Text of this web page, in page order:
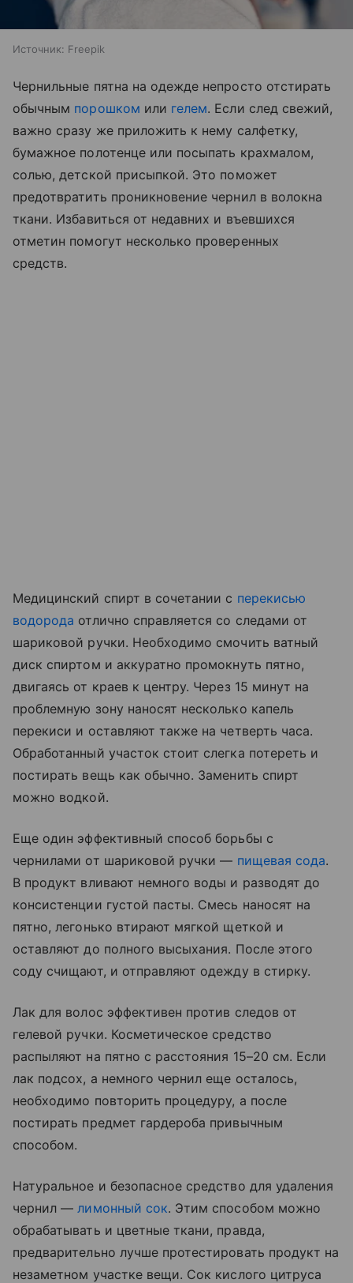
Источник: Freepik
Чернильные пятна на одежде непросто отстирать
обычным порошком или гелем. Если след свежий,
важно сразу же приложить к нему салфетку,
бумажное полотенце или посыпать крахмалом,
солью, детской присыпкой. Это поможет
предотвратить проникновение чернил в волокна
ткани. Избавиться от недавних и въевшихся
отметин помогут несколько проверенных
средств.
Медицинский спирт в сочетании с перекисью
водорода отлично справляется со следами от
шариковой ручки. Необходимо смочить ватный
диск спиртом и аккуратно промокнуть пятно,
двигаясь от краев к центру. Через 15 минут на
проблемную зону наносят несколько капель
перекиси и оставляют также на четверть часа.
Обработанный участок стоит слегка потереть и
постирать вещь как обычно. Заменить спирт
можно водкой.
Еще один эффективный способ борьбы с
чернилами от шариковой ручки — пищевая сода.
В продукт вливают немного воды и разводят до
консистенции густой пасты. Смесь наносят на
пятно, легонько втирают мягкой щеткой и
оставляют до полного высыхания. После этого
соду счищают, и отправляют одежду в стирку.
Лак для волос эффективен против следов от
гелевой ручки. Косметическое средство
распыляют на пятно с расстояния 15–20 см. Если
лак подсох, а немного чернил еще осталось,
необходимо повторить процедуру, а после
постирать предмет гардероба привычным
способом.
Натуральное и безопасное средство для удаления
чернил — лимонный сок. Этим способом можно
обрабатывать и цветные ткани, правда,
предварительно лучше протестировать продукт на
незаметном участке вещи. Сок кислого цитруса